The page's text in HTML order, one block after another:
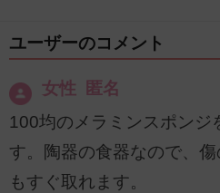
ユーザーのコメント
女性 匿名
100均のメラミンスポンジ
す。陶器の食器なので、
もすぐ取れます。